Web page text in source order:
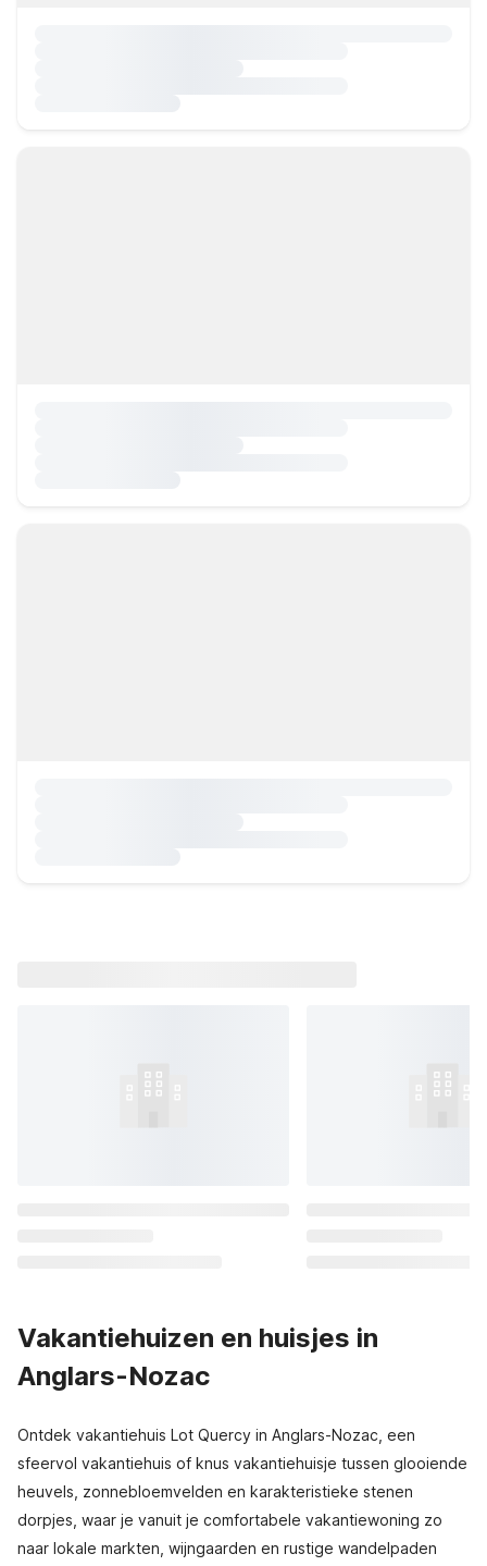
Vakantiehuizen en huisjes in
Anglars-Nozac
Ontdek vakantiehuis Lot Quercy in Anglars-Nozac, een
sfeervol vakantiehuis of knus vakantiehuisje tussen glooiende
heuvels, zonnebloemvelden en karakteristieke stenen
dorpjes, waar je vanuit je comfortabele vakantiewoning zo
naar lokale markten, wijngaarden en rustige wandelpaden